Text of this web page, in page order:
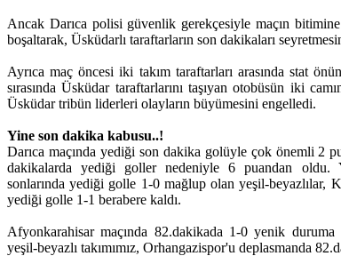
Ancak Darıca polisi güvenlik gerekçesiyle maçın
boşaltarak, Üsküdarlı taraftarların son dakikaları
Ayrıca maç öncesi iki takım taraftarları arasında stat
sırasında Üsküdar taraftarlarını taşıyan otobüsün iki
Üsküdar tribün liderleri olayların büyümesini engelledi.
Yine son dakika kabusu..!
Darıca maçında yediği son dakika golüyle çok önemli 2
dakikalarda yediği goller nedeniyle 6 puandan oldu.
sonlarında yediği golle 1-0 mağlup olan yeşil-beyazlılar,
yediği golle 1-1 berabere kaldı.
Afyonkarahisar maçında 82.dakikada 1-0 yenik
yeşil-beyazlı takımımız, Orhangazispor'u deplasmanda